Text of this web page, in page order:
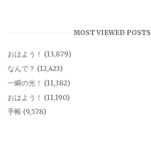
MOST VIEWED POSTS
おはよう！ (13,879)
なんで？ (12,423)
一瞬の光！ (11,382)
おはよう！ (11,190)
手帳 (9,578)